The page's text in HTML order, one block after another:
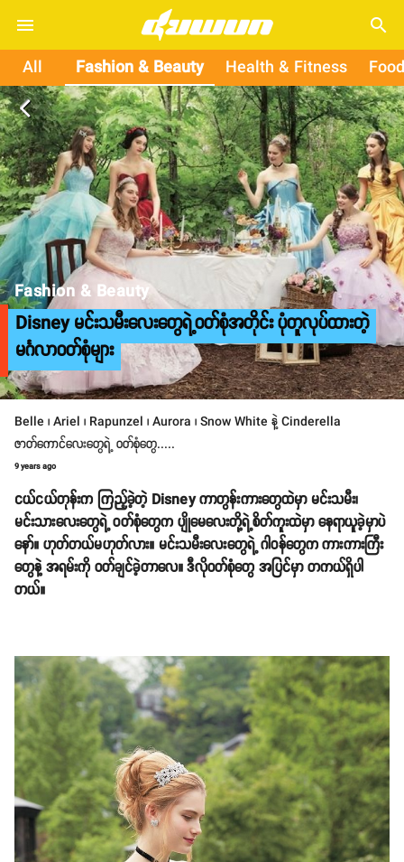
search
All Fashion & Beauty Health & Fitness
arrow_back_ios
Fashion & Beauty
Disney မင်းသမီးလေးတွေရဲ့ဝတ်စုံအတိုင်း ပုံတူလုပ်ထားတဲ့
မင်္ဂလာဝတ်စုံများ
Belle ၊ Ariel ၊ Rapunzel ၊ Aurora ၊ Snow White နဲ့ Cinderella
ဇာတ်ကောင်လေးတွေရဲ့ ဝတ်စုံတွေ.....
9 years ago
ငယ်ငယ်တုန်းက ကြည့်ခဲ့တဲ့ Disney ကာတွန်းကားတွေထဲမှာ မင်းသမီး၊
မင်းသားလေးတွေရဲ့ ဝတ်စုံတွေက ပျိုမေလေးတို့ရဲ့စိတ်ကူးထဲမှာ နေရာယူခဲ့မှာပဲ
နော်။ ဟုတ်တယ်မဟုတ်လား။ မင်းသမီးလေးတွေရဲ့ ဂါဝန်တွေက ကားကားကြီး
တွေနဲ့ အရမ်းကို ဝတ်ချင်ခဲ့တာလေ။ ဒီလိုဝတ်စုံတွေ အပြင်မှာ တကယ်ရှိပါ
တယ်။